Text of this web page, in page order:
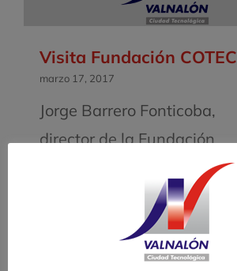
Visita Fundación COTEC
marzo 17, 2017
Jorge Barrero Fonticoba,
director de la Fundación
COTEC realizó una visita de
trabajo junto con Francisco
Delgado Rivero, Director
General de Innovación y